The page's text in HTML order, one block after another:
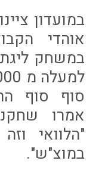
במועדון
אוהדי
במשחק
סוף סוף
אמרו
"הלוואי
במוצ"ש".